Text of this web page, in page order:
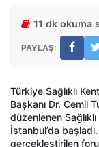
11 dk okuma
PAYLAŞ:
Türkiye Sağlıklı
Başkanı Dr. Cemil
düzenlenen
İstanbul’da
gerçekleştirilen